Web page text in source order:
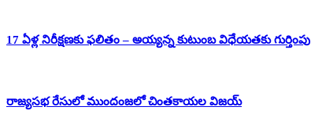
17 ఏళ్ల నిరీక్షణకు ఫలితం – అయ్యన్న కుటుంబ విధేయతకు గుర్తింపు
రాజ్యసభ రేసులో ముందంజలో చింతకాయల విజయ్